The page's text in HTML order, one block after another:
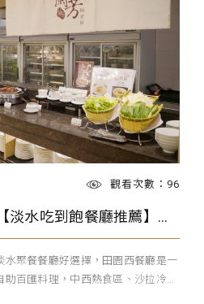
觀看次數：96
東蛙池塘Dong Wa - 【淡水吃到飽餐廳推薦】自助百匯料理/淡水特色食材餐點 田園西餐廳福容大飯店淡水漁人碼頭店
水聚餐餐廳好選擇，田園西餐廳是一
助百匯料理，中西熱食區、沙拉冷...